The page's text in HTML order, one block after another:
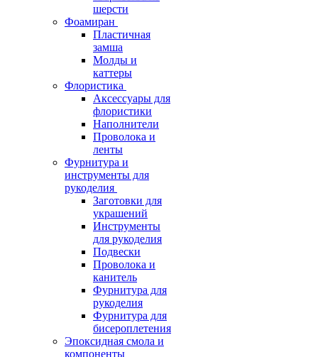
шерсти
Фоамиран
Пластичная
замша
Молды и
каттеры
Флористика
Аксессуары для
флористики
Наполнители
Проволока и
ленты
Фурнитура и
инструменты для
рукоделия
Заготовки для
украшений
Инструменты
для рукоделия
Подвески
Проволока и
канитель
Фурнитура для
рукоделия
Фурнитура для
бисероплетения
Эпоксидная смола и
компоненты